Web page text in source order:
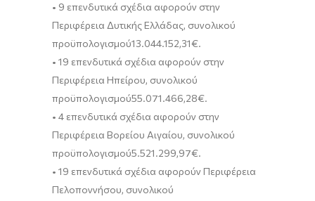
• 9 επενδυτικά σχέδια αφορούν στην
Περιφέρεια Δυτικής Ελλάδας, συνολικού
προϋπολογισμού13.044.152,31€.
• 19 επενδυτικά σχέδια αφορούν στην
Περιφέρεια Ηπείρου, συνολικού
προϋπολογισμού55.071.466,28€.
• 4 επενδυτικά σχέδια αφορούν στην
Περιφέρεια Βορείου Αιγαίου, συνολικού
προϋπολογισμού5.521.299,97€.
• 19 επενδυτικά σχέδια αφορούν Περιφέρεια
Πελοποννήσου, συνολικού